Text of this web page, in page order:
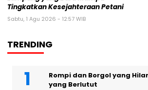
Tingkatkan Kesejahteraan Petani
Sabtu, 1 Agu 2026 - 12:57 WIB
TRENDING
Rompi dan Borgol yang
yang Berlutut